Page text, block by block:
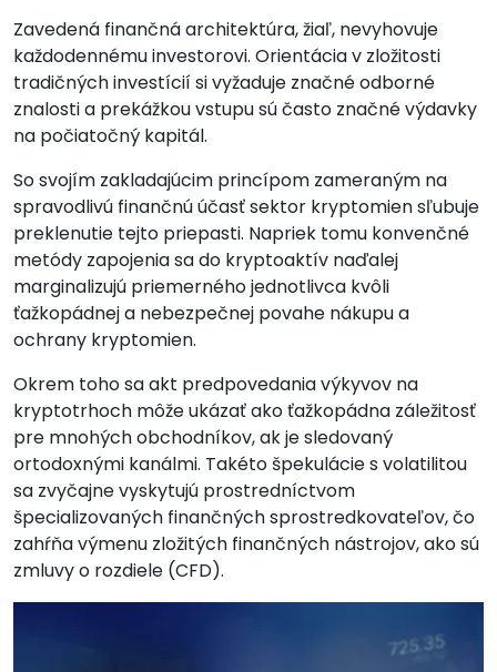
Zavedená finančná architektúra, žiaľ, nevyhovuje
každodennému investorovi. Orientácia v zložitosti
tradičných investícií si vyžaduje značné odborné
znalosti a prekážkou vstupu sú často značné výdavky
na počiatočný kapitál.
So svojím zakladajúcim princípom zameraným na
spravodlivú finančnú účasť sektor kryptomien sľubuje
preklenutie tejto priepasti. Napriek tomu konvenčné
metódy zapojenia sa do kryptoaktív naďalej
marginalizujú priemerného jednotlivca kvôli
ťažkopádnej a nebezpečnej povahe nákupu a
ochrany kryptomien.
Okrem toho sa akt predpovedania výkyvov na
kryptotrhoch môže ukázať ako ťažkopádna záležitosť
pre mnohých obchodníkov, ak je sledovaný
ortodoxnými kanálmi. Takéto špekulácie s volatilitou
sa zvyčajne vyskytujú prostredníctvom
špecializovaných finančných sprostredkovateľov, čo
zahŕňa výmenu zložitých finančných nástrojov, ako sú
zmluvy o rozdiele (CFD).